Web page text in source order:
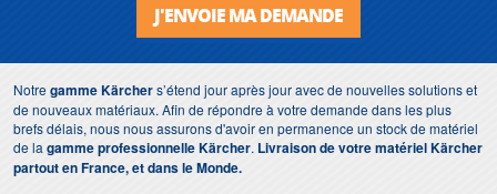
J'ENVOIE MA DEMANDE
Notregamme Kärchers’étend jour après jour avec de nouvelles solutions et
de nouveaux matériaux. Afin de répondre à votre demande dans les plus
brefs délais, nous nous assurons d'avoir en permanence un stock de matériel
de la gamme professionnelle Kärcher. Livraison de votre matériel Kärcher
partout en France, et dans le Monde.